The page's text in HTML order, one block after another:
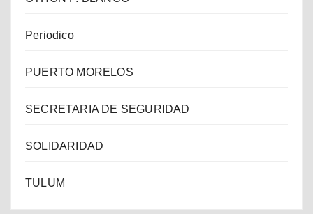
Periodico
PUERTO MORELOS
SECRETARIA DE SEGURIDAD
SOLIDARIDAD
TULUM